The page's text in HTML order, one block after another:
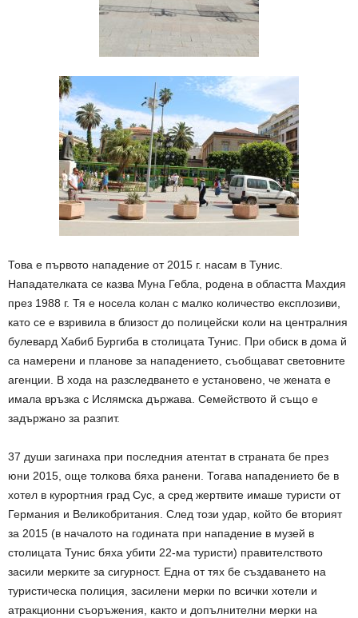
Това е първото нападение от 2015 г. насам в Тунис.
Нападателката се казва Муна Гебла, родена в областта Махдия
през 1988 г. Тя е носела колан с малко количество експлозиви,
като се е взривила в близост до полицейски коли на централния
булевард Хабиб Бургиба в столицата Тунис. При обиск в дома й
са намерени и планове за нападението, съобщават световните
агенции. В хода на разследването е установено, че жената е
имала връзка с Ислямска държава. Семейството й също е
задържано за разпит.
37 души загинаха при последния атентат в страната бе през
юни 2015, още толкова бяха ранени. Тогава нападението бе в
хотел в курортния град Сус, а сред жертвите имаше туристи от
Германия и Великобритания. След този удар, който бе вторият
за 2015 (в началото на годината при нападение в музей в
столицата Тунис бяха убити 22-ма туристи) правителството
засили мерките за сигурност. Една от тях бе създаването на
туристическа полиция, засилени мерки по всички хотели и
атракционни съоръжения, както и допълнителни мерки на